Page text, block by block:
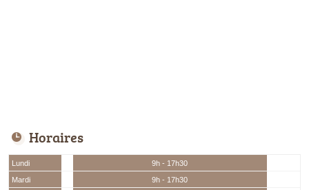
Horaires
Lundi
9h - 17h30
Mardi
9h - 17h30